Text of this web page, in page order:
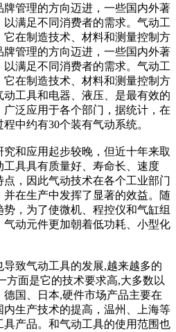
管理的方向迈进，一些国内外著
满足不同消费者的需求。气动工
在制造技术、材料和测量控制方
管理的方向迈进，一些国内外著
满足不同消费者的需求。气动工
在制造技术、材料和测量控制方
工具和电器、液压、是最有效的
泛应用于各个部门，据统计，在
中约有30个装有气动系统。
和应用起步较晚，但近十年来取
具具有质量好、寿命长、速度
，因此气动技术在各个工业部门
在生产中发挥了显著的效益。随
，为了使微机、程控仪和气缸组
动元件更加朝着低功耗、小型化
致气动工具的发展,越来越多的
方面是它的技术要求高,大多数以
国、日本,硬件市场产品主要在
生产技术的提高，温州、上海等
产品。和气动工具的使用范围也